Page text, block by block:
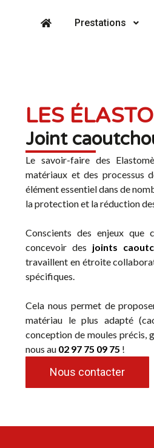
Prestations
LES
Joint
Le savoir-faire des
matériaux et des processus
élément essentiel dans de
la protection et la réduction
Conscients des enjeux
concevoir des joints
travaillent en étroite
spécifiques.
Cela nous permet de
matériau le plus adapté
conception de moules précis,
nous au 02 97 75 09 75 !
Nous contacter